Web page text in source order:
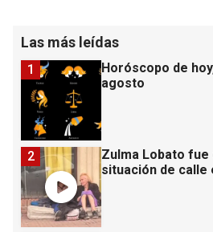
Las más leídas
Horóscopo de
agosto
1
Zulma Lobato
situación de calle
2